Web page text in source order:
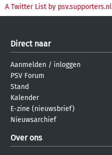
A Twitter List by psv.supporters.nl
Direct naar
Aanmelden / inloggen
PSV Forum
Stand
Kalender
E-zine (nieuwsbrief)
Nieuwsarchief
Over ons